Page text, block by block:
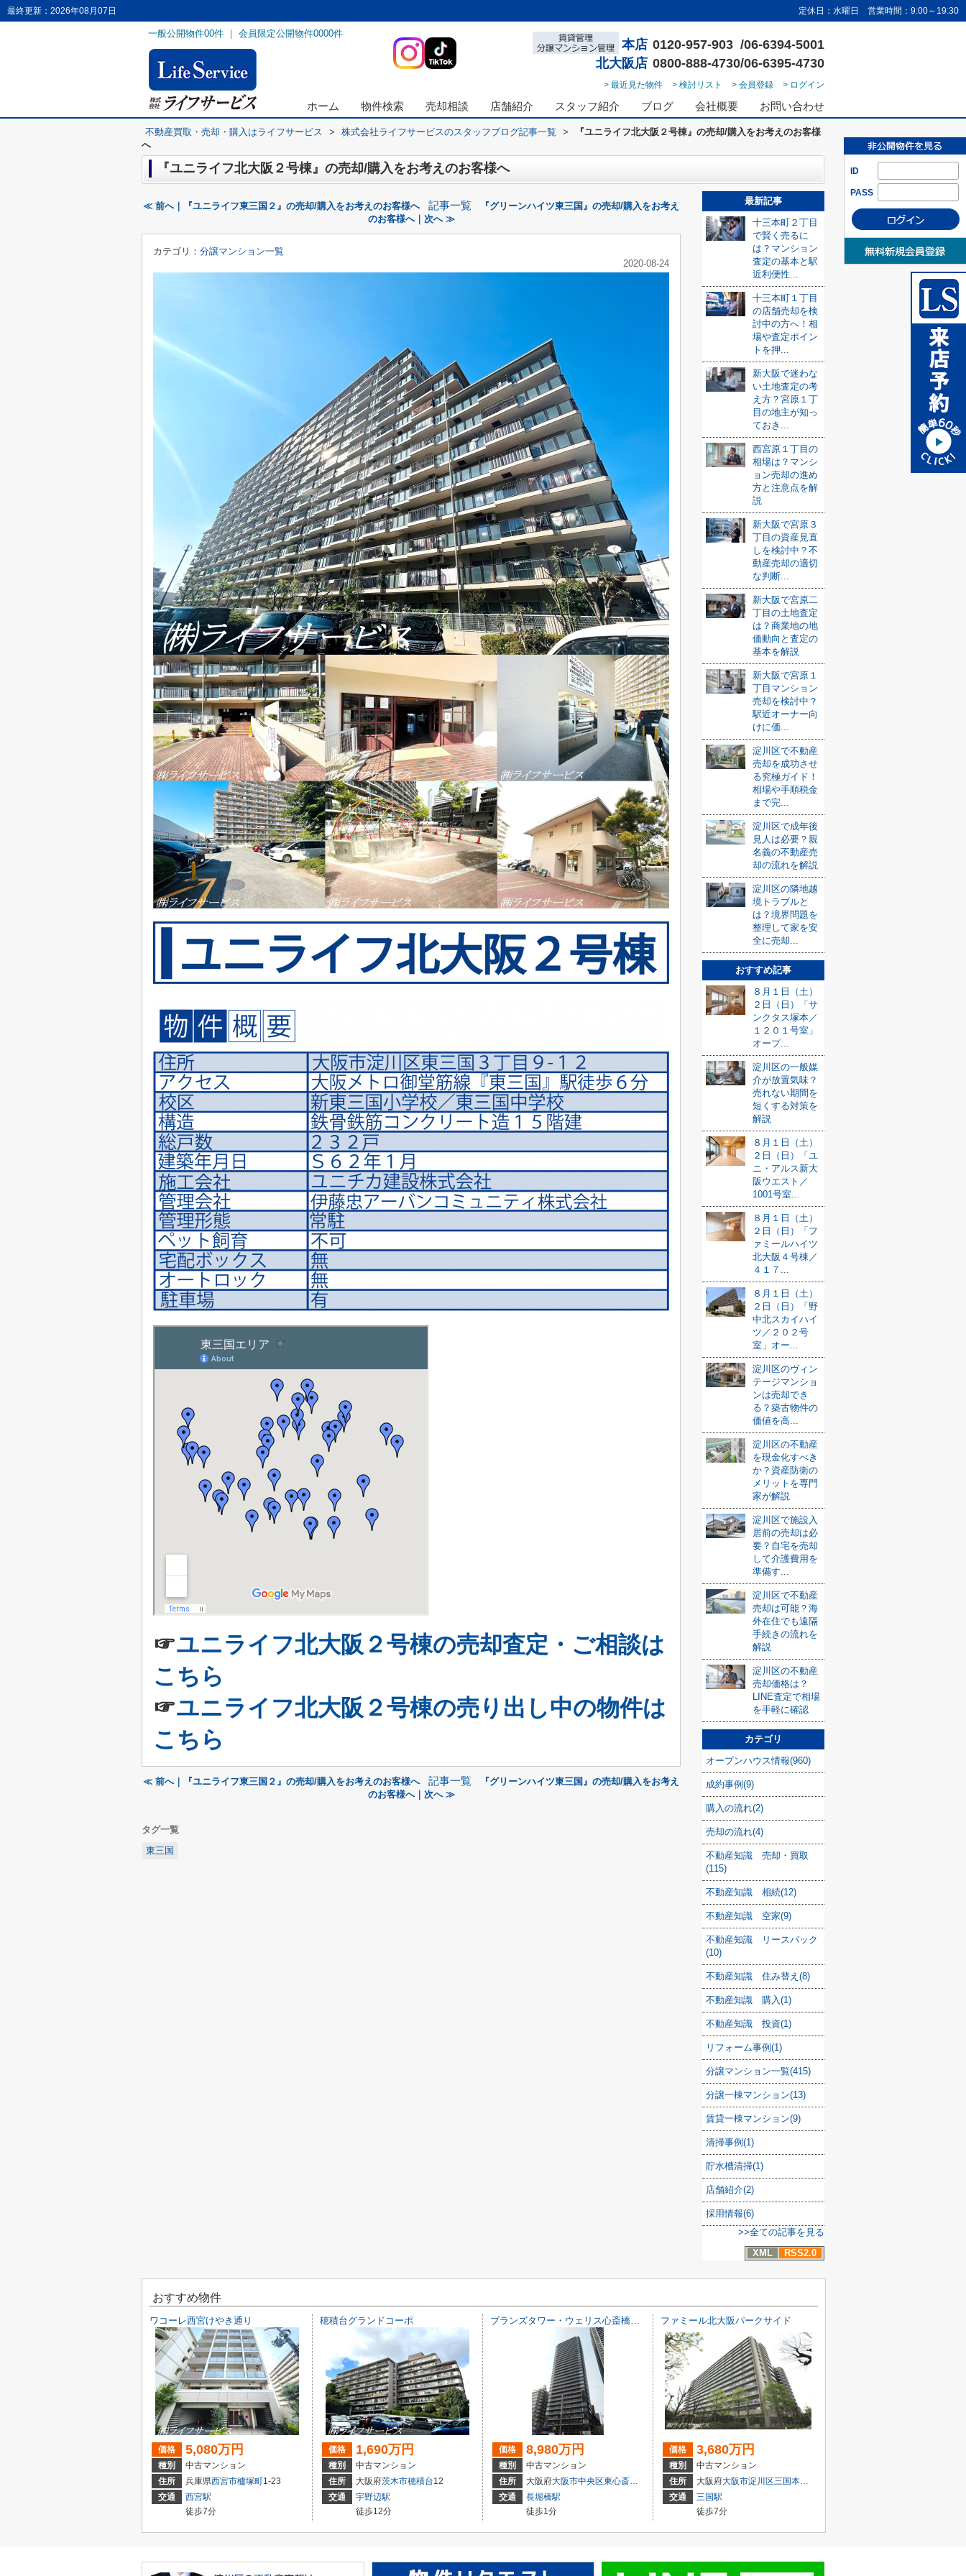
最終更新：2026年08月07日 定休日：水曜日 営業時間：9:00～19:30
一般公開物件00件 ｜ 会員限定公開物件0000件
本店 0120-957-903 /06-6394-5001
北大阪店 0800-888-4730/06-6395-4730
> 最近見た物件 > 検討リスト > 会員登録 > ログイン
ホーム 物件検索 売却相談 店舗紹介 スタッフ紹介 ブログ 会社概要 お問い合わせ
ID
PASS
不動産買取・売却・購入はライフサービス > 株式会社ライフサービスのスタッフブログ記事一覧 >
『ユニライフ北大阪２号棟』の売却/購入をお考えのお客様
へ
『ユニライフ北大阪２号棟』の売却/購入をお考えのお客様へ
≪ 前へ｜『ユニライフ東三国２』の売却/購入をお考えのお客様へ 記事一覧
『グリーンハイツ東三国』の売却/購入をお考え
のお客様へ｜次へ ≫
カテゴリ： 分譲マンション一覧
2020-08-24
☞ユニライフ北大阪２号棟の売却査定・ご相談は
こちら
☞ユニライフ北大阪２号棟の売り出し中の物件は
こちら
≪ 前へ｜『ユニライフ東三国２』の売却/購入をお考えのお客様へ 記事一覧
『グリーンハイツ東三国』の売却/購入をお考え
のお客様へ｜次へ ≫
タグ一覧
東三国
最新記事
十三本町２丁目
で賢く売るに
は？マンション
査定の基本と駅
近利便性...
十三本町１丁目
の店舗売却を検
討中の方へ！相
場や査定ポイン
トを押...
新大阪で迷わな
い土地査定の考
え方？宮原１丁
目の地主が知っ
ておき...
西宮原１丁目の
相場は？マンシ
ョン売却の進め
方と注意点を解
説
新大阪で宮原３
丁目の資産見直
しを検討中？不
動産売却の適切
な判断...
新大阪で宮原二
丁目の土地査定
は？商業地の地
価動向と査定の
基本を解説
新大阪で宮原１
丁目マンション
売却を検討中？
駅近オーナー向
けに価...
淀川区で不動産
売却を成功させ
る究極ガイド！
相場や手順税金
まで完...
淀川区で成年後
見人は必要？親
名義の不動産売
却の流れを解説
淀川区の隣地越
境トラブルと
は？境界問題を
整理して家を安
全に売却...
おすすめ記事
８月１日（土）
２日（日）「サ
ンクタス塚本／
１２０１号室」
オープ...
淀川区の一般媒
介が放置気味？
売れない期間を
短くする対策を
解説
８月１日（土）
２日（日）「ユ
ニ・アルス新大
阪ウエスト／
1001号室...
８月１日（土）
２日（日）「フ
ァミールハイツ
北大阪４号棟／
４１７...
８月１日（土）
２日（日）「野
中北スカイハイ
ツ／２０２号
室」オー...
淀川区のヴィン
テージマンショ
ンは売却でき
る？築古物件の
価値を高...
淀川区の不動産
を現金化すべき
か？資産防衛の
メリットを専門
家が解説
淀川区で施設入
居前の売却は必
要？自宅を売却
して介護費用を
準備す...
淀川区で不動産
売却は可能？海
外在住でも遠隔
手続きの流れを
解説
淀川区の不動産
売却価格は？
LINE査定で相場
を手軽に確認
カテゴリ
オープンハウス情報(960)
成約事例(9)
購入の流れ(2)
売却の流れ(4)
不動産知識 売却・買取
(115)
不動産知識 相続(12)
不動産知識 空家(9)
不動産知識 リースバック
(10)
不動産知識 住み替え(8)
不動産知識 購入(1)
不動産知識 投資(1)
リフォーム事例(1)
分譲マンション一覧(415)
分譲一棟マンション(13)
賃貸一棟マンション(9)
清掃事例(1)
貯水槽清掃(1)
店舗紹介(2)
採用情報(6)
>>全ての記事を見る
XML
RSS2.0
おすすめ物件
ワコーレ西宮けやき通り
価格 5,080万円
種別
中古マンション
住所
兵庫県西宮市櫨塚町1-23
交通
西宮駅
徒歩7分
穂積台グランドコーポ
価格 1,690万円
種別
中古マンション
住所
大阪府茨木市穂積台12
交通
宇野辺駅
徒歩12分
ブランズタワー・ウェリス心斎橋SOUTH
価格 8,980万円
種別
中古マンション
住所
大阪府大阪市中央区東心斎橋
１丁目3-3
交通
長堀橋駅
徒歩1分
ファミール北大阪パークサイド
価格 3,680万円
種別
中古マンション
住所
大阪府大阪市淀川区三国本町
交通
三国駅
徒歩7分